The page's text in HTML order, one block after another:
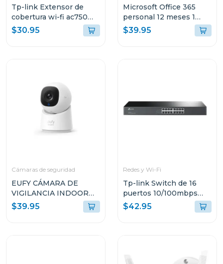
Tp-link Extensor de
cobertura wi-fi ac750
link backup re
$30.95
Microsoft Office 365
personal 12 meses 1
dispositivo
$39.95
Cámaras de seguridad
EUFY CÁMARA DE
VIGILANCIA INDOOR
CAM C220 T8W11121
$39.95
Redes y Wi-Fi
Tp-link Switch de 16
puertos 10/100mbps
para montaje en rack
tlsf10
$42.95